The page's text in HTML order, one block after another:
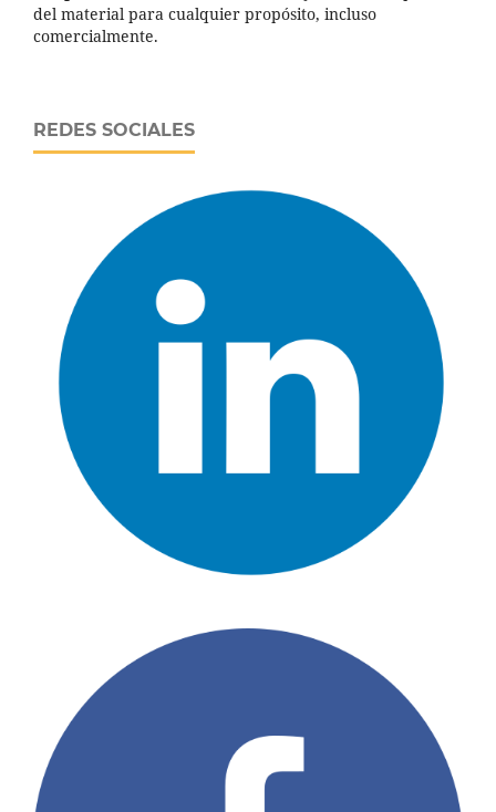
del material para cualquier propósito, incluso
comercialmente.
REDES SOCIALES